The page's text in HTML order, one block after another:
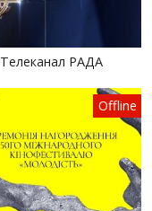
Телеканал РАДА
Offline